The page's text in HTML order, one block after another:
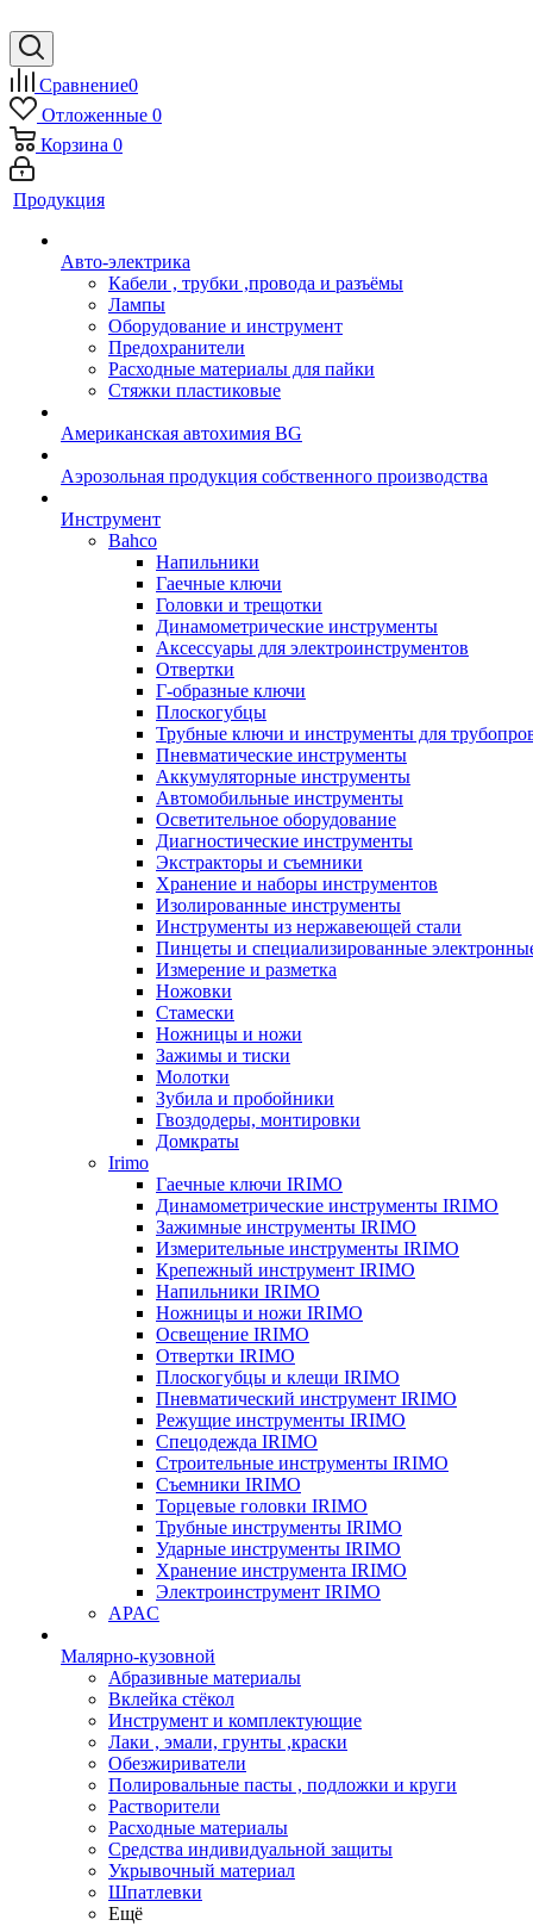
Сравнение0
Отложенные 0
Корзина 0
Продукция
Авто-электрика
Кабели , трубки ,провода и разъёмы
Лампы
Оборудование и инструмент
Предохранители
Расходные материалы для пайки
Стяжки пластиковые
Американская автохимия BG
Аэрозольная продукция собственного производства
Инструмент
Bahco
Напильники
Гаечные ключи
Головки и трещотки
Динамометрические инструменты
Аксессуары для электроинструментов
Отвертки
Г-образные ключи
Плоскогубцы
Трубные ключи и инструменты для
Пневматические инструменты
Аккумуляторные инструменты
Автомобильные инструменты
Осветительное оборудование
Диагностические инструменты
Экстракторы и съемники
Хранение и наборы инструментов
Изолированные инструменты
Инструменты из нержавеющей стали
Пинцеты и специализированные
Измерение и разметка
Ножовки
Стамески
Ножницы и ножи
Зажимы и тиски
Молотки
Зубила и пробойники
Гвоздодеры, монтировки
Домкраты
Irimo
Гаечные ключи IRIMO
Динамометрические инструменты IRIMO
Зажимные инструменты IRIMO
Измерительные инструменты IRIMO
Крепежный инструмент IRIMO
Напильники IRIMO
Ножницы и ножи IRIMO
Освещение IRIMO
Отвертки IRIMO
Плоскогубцы и клещи IRIMO
Пневматический инструмент IRIMO
Режущие инструменты IRIMO
Спецодежда IRIMO
Строительные инструменты IRIMO
Съемники IRIMO
Торцевые головки IRIMO
Трубные инструменты IRIMO
Ударные инструменты IRIMO
Хранение инструмента IRIMO
Электроинструмент IRIMO
APAC
Малярно-кузовной
Абразивные материалы
Вклейка стёкол
Инструмент и комплектующие
Лаки , эмали, грунты ,краски
Обезжириватели
Полировальные пасты , подложки и круги
Растворители
Расходные материалы
Средства индивидуальной защиты
Укрывочный материал
Шпатлевки
Ещё